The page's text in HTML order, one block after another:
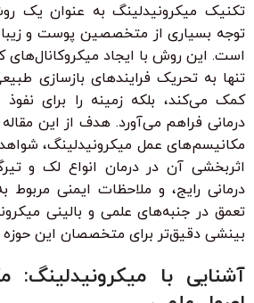
تکنیک میکرونیدلینگ به عنوان یک
توجه بسیاری از متخصصین پوست و
است. این روش با ایجاد
تنها به تحریک فرایندهای بازسازی
کمک می‌کند، بلکه زمینه را برای
درمانی فراهم می‌آورد. هدف از این
مکانیسم‌های عمل میکرونیدلینگ، شواهد
اثربخشی آن در درمان انواع لک و
درمانی رایج، و ملاحظات ایمنی
تعمق در جنبه‌های علمی و بالینی
بینشی دقیق‌تر برای متخصصان این حوزه
آشنایی با